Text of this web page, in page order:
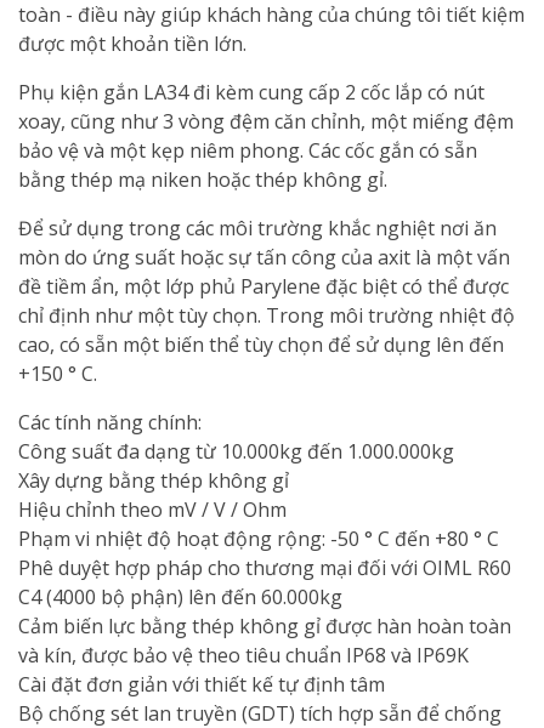
toàn - điều này giúp khách hàng của chúng tôi tiết kiệm
được một khoản tiền lớn.
Phụ kiện gắn LA34 đi kèm cung cấp 2 cốc lắp có nút
xoay, cũng như 3 vòng đệm căn chỉnh, một miếng đệm
bảo vệ và một kẹp niêm phong. Các cốc gắn có sẵn
bằng thép mạ niken hoặc thép không gỉ.
Để sử dụng trong các môi trường khắc nghiệt nơi ăn
mòn do ứng suất hoặc sự tấn công của axit là một vấn
đề tiềm ẩn, một lớp phủ Parylene đặc biệt có thể được
chỉ định như một tùy chọn. Trong môi trường nhiệt độ
cao, có sẵn một biến thể tùy chọn để sử dụng lên đến
+150 ° C.
Các tính năng chính:
Công suất đa dạng từ 10.000kg đến 1.000.000kg
Xây dựng bằng thép không gỉ
Hiệu chỉnh theo mV / V / Ohm
Phạm vi nhiệt độ hoạt động rộng: -50 ° C đến +80 ° C
Phê duyệt hợp pháp cho thương mại đối với OIML R60
C4 (4000 bộ phận) lên đến 60.000kg
Cảm biến lực bằng thép không gỉ được hàn hoàn toàn
và kín, được bảo vệ theo tiêu chuẩn IP68 và IP69K
Cài đặt đơn giản với thiết kế tự định tâm
Bộ chống sét lan truyền (GDT) tích hợp sẵn để chống